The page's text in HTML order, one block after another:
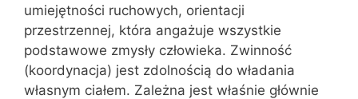
umiejętności ruchowych, orientacji
przestrzennej, która angażuje wszystkie
podstawowe zmysły człowieka. Zwinność
(koordynacja) jest zdolnością do władania
własnym ciałem. Zależna jest właśnie głównie